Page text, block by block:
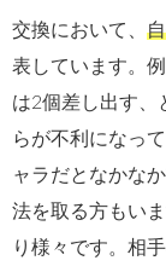
交換において、
表しています。
は2個差し出す、
らが不利になっ
ャラだとなかな
法を取る方もい
り様々です。相